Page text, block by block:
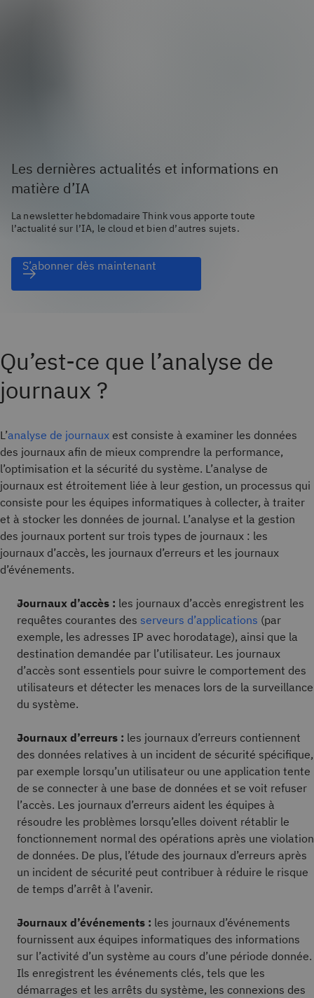
Les dernières actualités et informations en
matière d’IA
La newsletter hebdomadaire Think vous apporte toute
l’actualité sur l’IA, le cloud et bien d’autres sujets.
S’abonner dès maintenant
Qu’est-ce que l’analyse de
journaux ?
L’analyse de journaux est consiste à examiner les données
des journaux afin de mieux comprendre la performance,
l’optimisation et la sécurité du système. L’analyse de
journaux est étroitement liée à leur gestion, un processus qui
consiste pour les équipes informatiques à collecter, à traiter
et à stocker les données de journal. L’analyse et la gestion
des journaux portent sur trois types de journaux : les
journaux d’accès, les journaux d’erreurs et les journaux
d’événements.
Journaux d’accès : les journaux d’accès enregistrent les
requêtes courantes des serveurs d’applications (par
exemple, les adresses IP avec horodatage), ainsi que la
destination demandée par l’utilisateur. Les journaux
d’accès sont essentiels pour suivre le comportement des
utilisateurs et détecter les menaces lors de la surveillance
du système.
Journaux d’erreurs : les journaux d’erreurs contiennent
des données relatives à un incident de sécurité spécifique,
par exemple lorsqu’un utilisateur ou une application tente
de se connecter à une base de données et se voit refuser
l’accès. Les journaux d’erreurs aident les équipes à
résoudre les problèmes lorsqu’elles doivent rétablir le
fonctionnement normal des opérations après une violation
de données. De plus, l’étude des journaux d’erreurs après
un incident de sécurité peut contribuer à réduire le risque
de temps d’arrêt à l’avenir.
Journaux d’événements : les journaux d’événements
fournissent aux équipes informatiques des informations
sur l’activité d’un système au cours d’une période donnée.
Ils enregistrent les événements clés, tels que les
démarrages et les arrêts du système, les connexions des